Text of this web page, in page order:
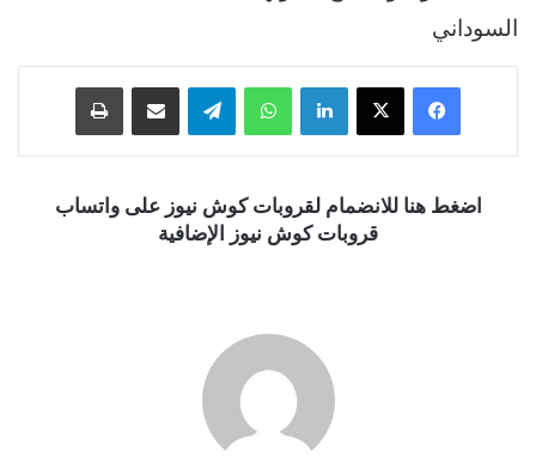
السوداني
فيسبوك ‫X لينكدإن واتساب تيلقرام
اضغط هنا للانضمام لقروبات كوش نيوز على واتساب
قروبات كوش نيوز الإضافية